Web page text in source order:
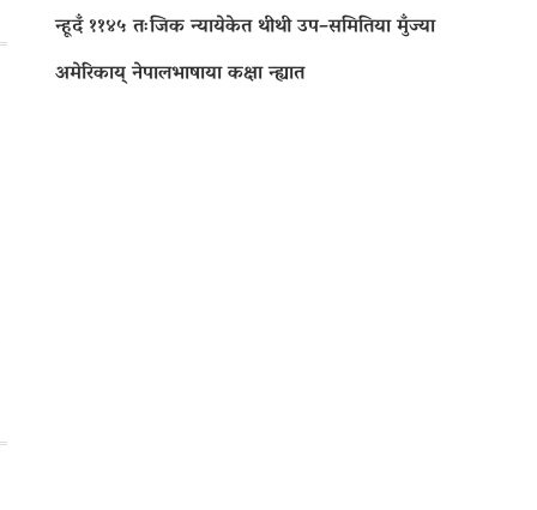
न्हूदँ ११४५ तःजिक न्यायेकेत थीथी उप–समितिया मुँज्या
अमेरिकाय् नेपालभाषाया कक्षा न्ह्यात